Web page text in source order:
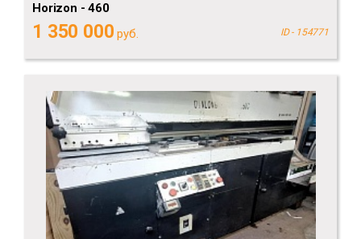
Horizon - 460
1 350 000 руб. ID - 154771